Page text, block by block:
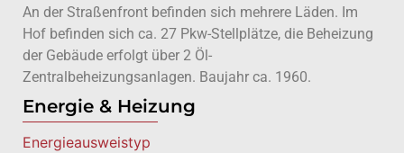
An der Straßenfront befinden sich mehrere Läden. Im
Hof befinden sich ca. 27 Pkw-Stellplätze, die Beheizung
der Gebäude erfolgt über 2 Öl-
Zentralbeheizungsanlagen. Baujahr ca. 1960.
Energie & Heizung
Energie­ausweistyp